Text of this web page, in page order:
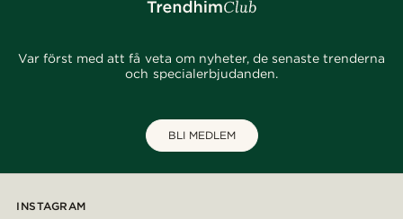
Var först med att få veta om nyheter, de senaste trenderna
och specialerbjudanden.
BLI MEDLEM
INSTAGRAM